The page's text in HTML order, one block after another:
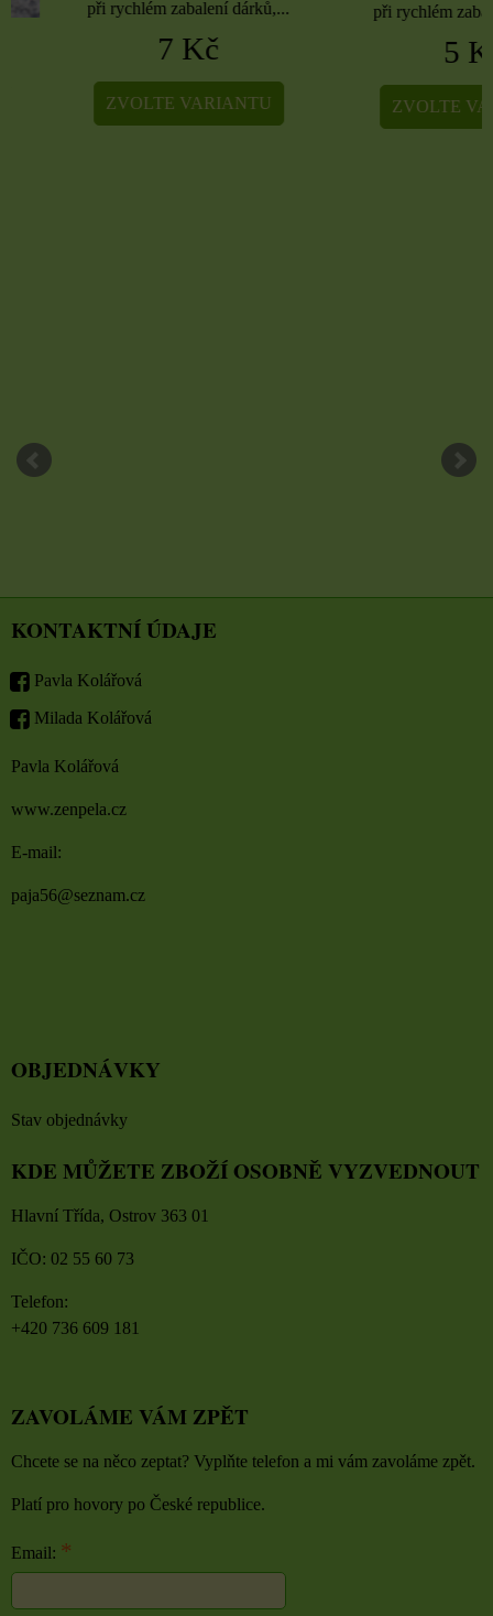
při rychlém zabalení dárků,...
7 Kč
ZVOLTE VARIANTU
při rychlém zabalení
5 Kč
ZVOLTE
KONTAKTNÍ ÚDAJE
Pavla Kolářová
Milada Kolářová
Pavla Kolářová
www.zenpela.cz
E-mail:
paja56@seznam.cz
OBJEDNÁVKY
Stav objednávky
KDE MŮŽETE ZBOŽÍ OSOBNĚ VYZVEDNOUT
Hlavní Třída, Ostrov 363 01
IČO: 02 55 60 73
Telefon:
+420 736 609 181
ZAVOLÁME VÁM ZPĚT
Chcete se na něco zeptat? Vyplňte telefon a mi vám zavoláme zpět.
Platí pro hovory po České republice.
Email: *